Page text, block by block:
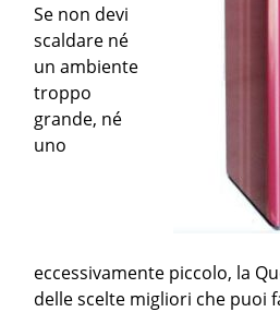
Se non devi
scaldare né
un ambiente
troppo
grande, né
uno
eccessivamente piccolo, la
delle scelte migliori che puoi